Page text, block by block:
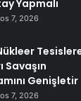
Yapmalı
7, 2026
Savaşın
Genişletir
7, 2026